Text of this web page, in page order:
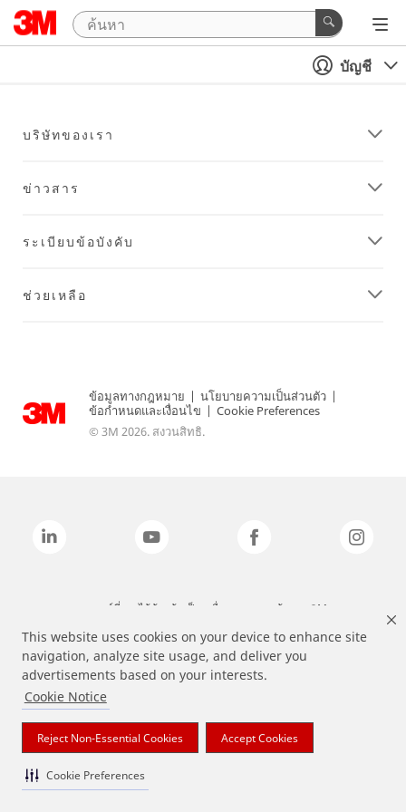
This website uses cookies on your device to enhance site
navigation, analyze site usage, and deliver you
advertisements based on your interests.
Cookie Notice
Reject Non-Essential Cookies Accept Cookies
Cookie Preferences
บัญชี
บริษัทของเรา
ข่าวสาร
ระเบียบข้อบังคับ
ช่วยเหลือ
ข้อมูลทางกฎหมาย | นโยบายความเป็นส่วนตัว |
ข้อกำหนดและเงื่อนไข | Cookie Preferences
© 3M 2026. สงวนสิทธิ.
แบรนด์ที่ระบุไว้ข้างต้นเป็นเครื่องหมายการค้าของ 3M